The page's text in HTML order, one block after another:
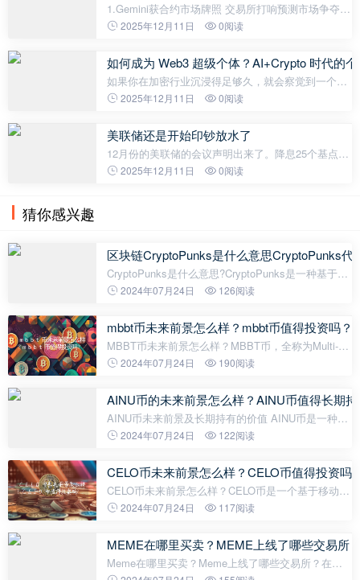
1.Gemini获合约市场牌照 交易所打响预测市场争夺战
2025年12月10日，美国商品期货交易委员会正式授予
推出名为 Gemini Titan 的预测市
2025年12月11日 0阅读
如何成为 Web3 超级个体？AI+Crypto 时代的
如果你在加密行业沉浸得足够久，就会察觉到一个根
本性的趋势变化：个体正在取代机构，成为价值创造
今，一个推特账号、一套策略系统、
2025年12月11日 0阅读
美联储还是开始印钞放水了
12月份的美联储的会议声明出来了。降息25个基点，
联邦基金利率降低至3.5-3.75%。不过，这次降息
2025年12月11日 0阅读
猜你感兴趣
区块链CryptoPunks是什么意思CryptoPunks代
CryptoPunks是什么意思?CryptoPunks是一种基于以
太坊区块链的加密艺术项目，它于2017年由Larva
化代币）”形式发行的数字收藏
2024年07月24日 126阅读
mbbt币未来前景怎么样？mbbt币值得投资吗？
MBBT币未来前景怎么样？MBBT币，全称为Multi-
Blockchain-Based-Token，是基于多链交互的数字货
受关注，而且预计未来的发展前景也很不错
2024年07月24日 190阅读
AINU币的未来前景怎么样？AINU币值得长期
AINU币未来前景及长期持有的价值 AINU币是一种基
于区块链技术的加密货币，具有很大的潜力和未来发
得长期持有。1. 技术创新和
2024年07月24日 122阅读
CELO币未来前景怎么样？CELO币值得投资吗
CELO币未来前景怎么样？CELO币是一个基于移动设
备的区块链网络，它旨在使“金融包容性”成为现实，
易于使用的平台。经过一段时间的
2024年07月24日 117阅读
MEME在哪里买卖？MEME上线了哪些交易所
Meme在哪里买卖？Meme上线了哪些交易所？在哪